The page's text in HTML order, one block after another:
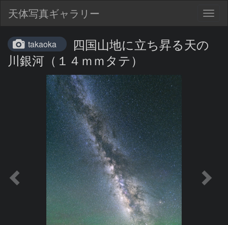
天体写真ギャラリー
takaoka
四国山地に立ち昇る天の
川銀河（１４ｍｍタテ）